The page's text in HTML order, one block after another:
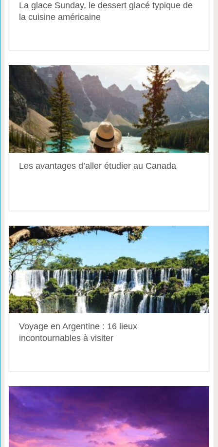
La glace Sunday, le dessert glacé typique de
la cuisine américaine
Les avantages d’aller étudier au Canada
Voyage en Argentine : 16 lieux
incontournables à visiter